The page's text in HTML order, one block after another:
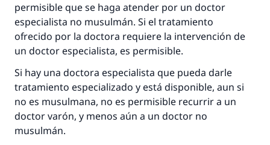
permisible que se haga atender por un doctor
especialista no musulmán. Si el tratamiento
ofrecido por la doctora requiere la intervención de
un doctor especialista, es permisible.
Si hay una doctora especialista que pueda darle
tratamiento especializado y está disponible, aun si
no es musulmana, no es permisible recurrir a un
doctor varón, y menos aún a un doctor no
musulmán.